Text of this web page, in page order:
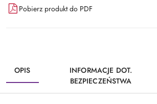
Pobierz produkt do PDF
OPIS
INFORMACJE DOT.
BEZPIECZEŃSTWA